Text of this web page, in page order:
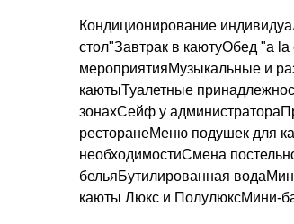
Кондиционирование
стол"Завтрак в каютуОбед "a
мероприятияМузыкальные и
каютыТуалетные
зонахСейф у
ресторанеМеню подушек для
необходимостиСмена
бельяБутилированная
каюты Люкс и ПолулюксМини-